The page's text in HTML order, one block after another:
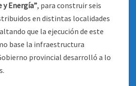
Energía”, para construir seis
en distintas localidades
que la ejecución de este
base la infraestructura
provincial desarrolló a lo